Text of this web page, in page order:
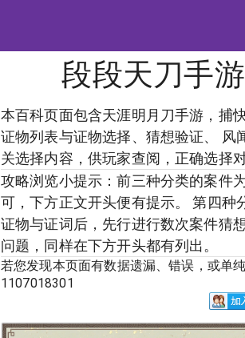
段段天刀手
本百科页面包含天涯明月刀手游，捕
证物列表与证物选择、猜想验证、 风
关选择内容，供玩家查阅，正确选择
攻略浏览小提示：前三种分类的案件
可，下方正文开头便有提示。 第四种
证物与证词后，先行进行数次案件猜
问题，同样在下方开头都有列出。
若您发现本页面有数据遗漏、错误，或单
1107018301